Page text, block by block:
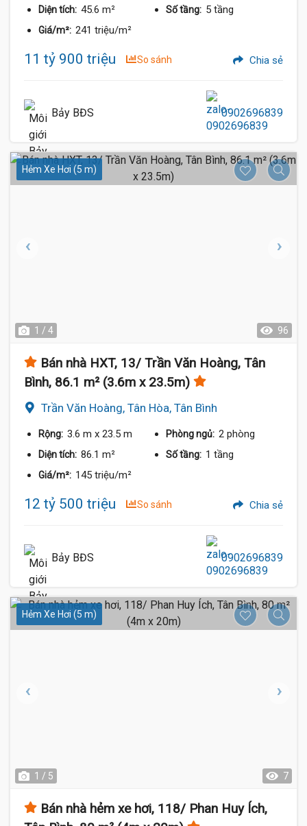
Diện tích: 45.6 m² Số tầng: 5 tầng
Giá/m²: 241 triệu/m²
11 tỷ 900 triệu So sánh Chia sẻ
Bảy BĐS 0902696839
Hẻm Xe Hơi (5 m)
1 / 4 96
Bán nhà HXT, 13/ Trần Văn Hoàng, Tân
Bình, 86.1 m² (3.6m x 23.5m)
Trần Văn Hoàng, Tân Hòa, Tân Bình
Rộng: 3.6 m x 23.5 m Phòng ngủ: 2 phòng
Diện tích: 86.1 m² Số tầng: 1 tầng
Giá/m²: 145 triệu/m²
12 tỷ 500 triệu So sánh Chia sẻ
Bảy BĐS 0902696839
Hẻm Xe Hơi (5 m)
1 / 5 7
Bán nhà hẻm xe hơi, 118/ Phan Huy Ích,